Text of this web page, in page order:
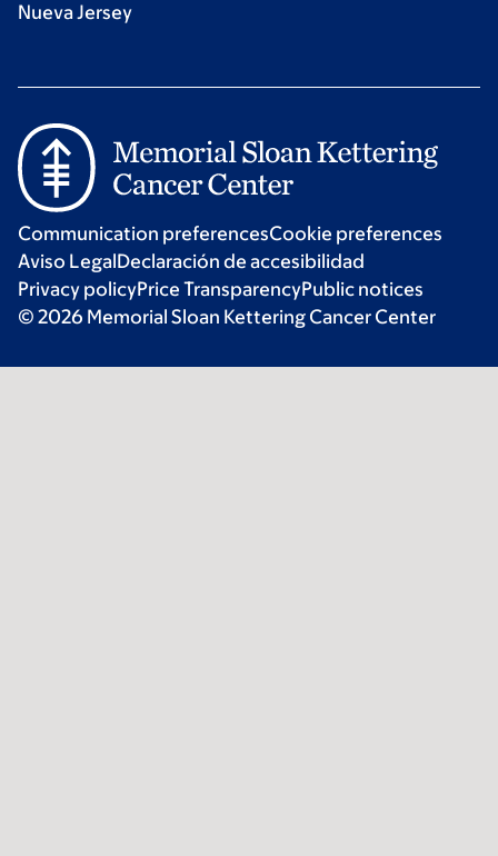
Nueva Jersey
Communication preferencesCookie preferences
Aviso LegalDeclaración de accesibilidad
Privacy policyPrice TransparencyPublic notices
© 2026 Memorial Sloan Kettering Cancer Center